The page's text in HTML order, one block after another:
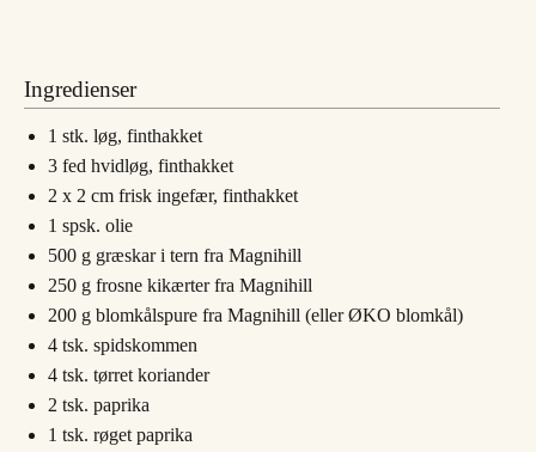
Ingredienser
1 stk. løg, finthakket
3 fed hvidløg, finthakket
2 x 2 cm frisk ingefær, finthakket
1 spsk. olie
500 g græskar i tern fra Magnihill
250 g frosne kikærter fra Magnihill
200 g blomkålspure fra Magnihill (eller ØKO blomkål)
4 tsk. spidskommen
4 tsk. tørret koriander
2 tsk. paprika
1 tsk. røget paprika